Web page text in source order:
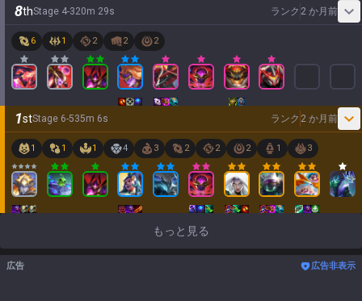
8thStage 4-320m 29s ランク 2 か月前
6 1 2 2 2
1stStage 6-535m 6s ランク 2 か月前
1 1 1 4 3 2 2 2 1 3
もっと見る
広告 広告非表示